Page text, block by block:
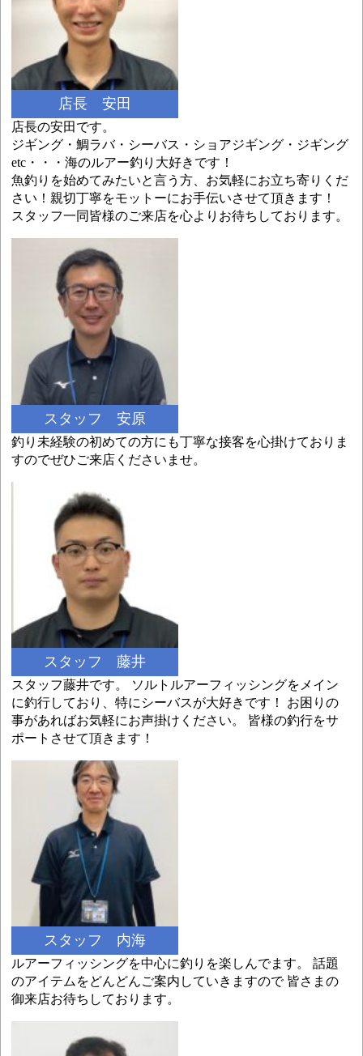
店長 安田
店長の安田です。
ジギング・鯛ラバ・シーバス・ショアジギング・ジギング
etc・・・海のルアー釣り大好きです！
魚釣りを始めてみたいと言う方、お気軽にお立ち寄りくだ
さい！親切丁寧をモットーにお手伝いさせて頂きます！
スタッフ一同皆様のご来店を心よりお待ちしております。
スタッフ 安原
釣り未経験の初めての方にも丁寧な接客を心掛けておりま
すのでぜひご来店くださいませ。
スタッフ 藤井
スタッフ藤井です。 ソルトルアーフィッシングをメイン
に釣行しており、特にシーバスが大好きです！ お困りの
事があればお気軽にお声掛けください。 皆様の釣行をサ
ポートさせて頂きます！
スタッフ 内海
ルアーフィッシングを中心に釣りを楽しんでます。 話題
のアイテムをどんどんご案内していきますので 皆さまの
御来店お待ちしております。